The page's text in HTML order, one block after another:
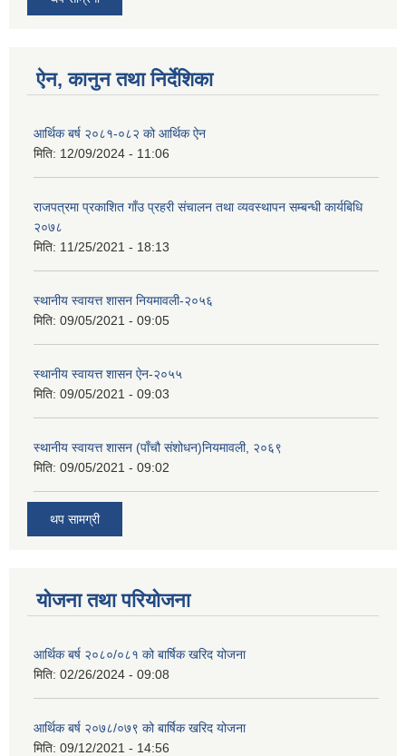
ऐन, कानुन तथा निर्देशिका
आर्थिक बर्ष २०८१-०८२ को आर्थिक ऐन
मिति: 12/09/2024 - 11:06
राजपत्रमा प्रकाशित गाँउ प्रहरी संचालन तथा व्यवस्थापन सम्बन्धी कार्यबिधि
२०७८
मिति: 11/25/2021 - 18:13
स्थानीय स्वायत्त शासन नियमावली-२०५६
मिति: 09/05/2021 - 09:05
स्थानीय स्वायत्त शासन ए‍ेन-२०५५
मिति: 09/05/2021 - 09:03
स्थानीय स्वायत्त शासन (पाँचौ संशोधन)नियमावली, २०६९
मिति: 09/05/2021 - 09:02
थप सामग्री
योजना तथा परियोजना
आर्थिक बर्ष २०८०/०८१ को बार्षिक खरिद योजना
मिति: 02/26/2024 - 09:08
आर्थिक बर्ष २०७८/०७९ को बार्षिक खरिद योजना
मिति: 09/12/2021 - 14:56